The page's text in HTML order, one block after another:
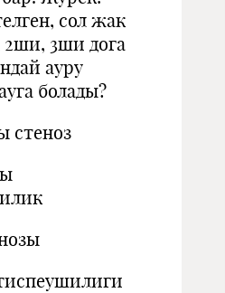
сол жак
2ши, 3ши дога
ауру
болады?
стеноз